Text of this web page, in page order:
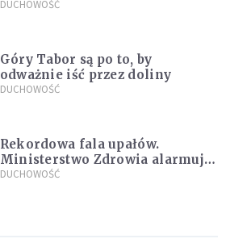
Życie w pojedynkę rzadko jest
DUCHOWOŚĆ
Góry Tabor są po to, by
odważnie iść przez doliny
DUCHOWOŚĆ
Rekordowa fala upałów.
Ministerstwo Zdrowia alarmuje
po doświadczeniach z czerwca
DUCHOWOŚĆ